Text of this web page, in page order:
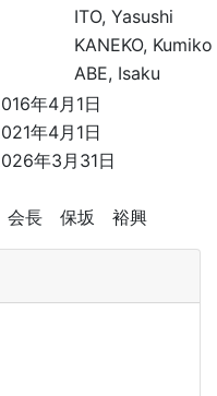
ITO, Yasushi
KANEKO, Kumiko
ABE, Isaku
年4月1日
年4月1日
年3月31日
会長 保坂 裕興